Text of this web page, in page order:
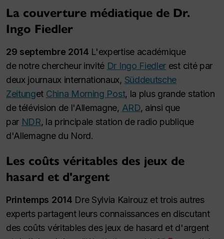
La couverture médiatique de Dr.
Ingo Fiedler
29 septembre 2014 L'expertise académique
de notre chercheur invité Dr Ingo Fiedler est cité par
deux journaux internationaux, Süddeutsche
Zeitunget China Morning Post, la plus grande station
de télévision de l'Allemagne, ARD, ainsi que
par NDR, la principale station de radio publique
d'Allemagne du Nord.
Les coûts véritables des jeux de
hasard et d'argent
Printemps 2014 Dre Sylvia Kairouz et trois autres
experts partagent leurs connaissances en discutant
des coûts véritables des jeux de hasard et d'argent